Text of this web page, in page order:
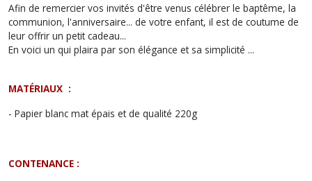
Afin de remercier vos invités d'être venus célébrer le baptême, la
communion, l'anniversaire... de votre enfant, il est de coutume de
leur offrir un petit cadeau...
En voici un qui plaira par son élégance et sa simplicité ...
MATÉRIAUX :
- Papier blanc mat épais et de qualité 220g
CONTENANCE :